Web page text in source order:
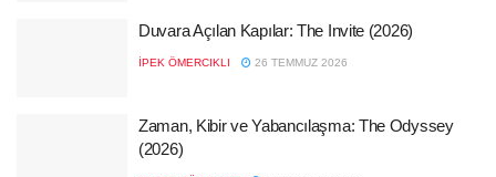
Duvara Açılan Kapılar: The Invite (2026)
İPEK ÖMERCIKLI 26 TEMMUZ 2026
Zaman, Kibir ve Yabancılaşma: The Odyssey
(2026)